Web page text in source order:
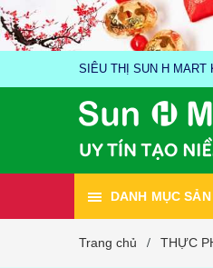
SIÊU THỊ SUN H MART
DANH MỤC
Trang chủ / THỰC